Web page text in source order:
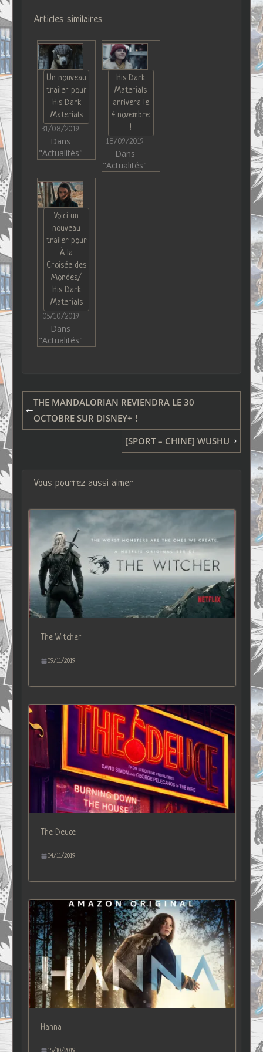
Articles similaires
Un nouveau
trailer pour
His Dark
Materials
31/08/2019
Dans
"Actualités"
His Dark
Materials
arrivera le
4 novembre
!
18/09/2019
Dans
"Actualités"
Voici un
nouveau
trailer pour
À la
Croisée des
Mondes/
His Dark
Materials
05/10/2019
Dans
"Actualités"
THE MANDALORIAN REVIENDRA LE 30
OCTOBRE SUR DISNEY+ !
[SPORT – CHINE] WUSHU
Vous pourrez aussi aimer
The Witcher
09/11/2019
The Deuce
04/11/2019
Hanna